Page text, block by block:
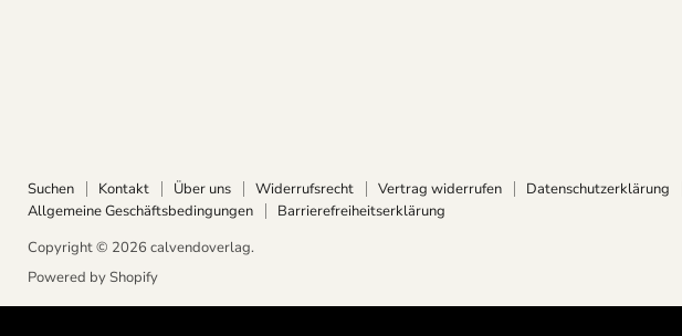
Suchen Kontakt Über uns Widerrufsrecht Vertrag widerrufen Datenschutzerklärung
Allgemeine Geschäftsbedingungen
Barrierefreiheitserklärung
Copyright © 2026 calvendoverlag.
Powered by Shopify